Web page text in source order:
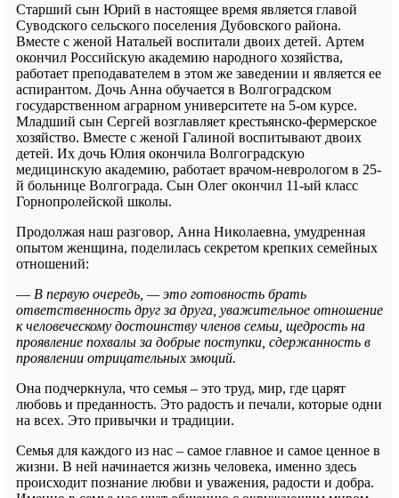
Старший сын Юрий в настоящее время является главой
Суводского сельского поселения Дубовского района.
Вместе с женой Натальей воспитали двоих детей. Артем
окончил Российскую академию народного хозяйства,
работает преподавателем в этом же заведении и является ее
аспирантом. Дочь Анна обучается в Волгоградском
государственном аграрном университете на 5-ом курсе.
Младший сын Сергей возглавляет крестьянско-фермерское
хозяйство. Вместе с женой Галиной воспитывают двоих
детей. Их дочь Юлия окончила Волгоградскую
медицинскую академию, работает врачом-неврологом в 25-
й больнице Волгограда. Сын Олег окончил 11-ый класс
Горнопролейской школы.
Продолжая наш разговор, Анна Николаевна, умудренная
опытом женщина, поделилась секретом крепких семейных
отношений:
— В первую очередь, — это готовность брать
ответственность друг за друга, уважительное отношение
к человеческому достоинству членов семьи, щедрость на
проявление похвалы за добрые поступки, сдержанность в
проявлении отрицательных эмоций.
Она подчеркнула, что семья – это труд, мир, где царят
любовь и преданность. Это радость и печали, которые одни
на всех. Это привычки и традиции.
Семья для каждого из нас – самое главное и самое ценное в
жизни. В ней начинается жизнь человека, именно здесь
происходит познание любви и уважения, радости и добра.